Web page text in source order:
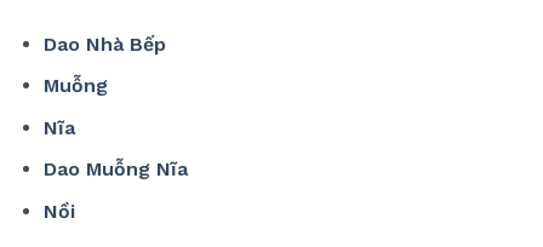
Dao Nhà Bếp
Muỗng
Nĩa
Dao Muỗng Nĩa
Nồi